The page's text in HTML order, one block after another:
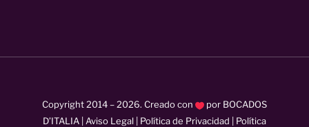
Copyright 2014 –2026. Creado con por BOCADOS
D’ITALIA Aviso Legal Política de Privacidad Política